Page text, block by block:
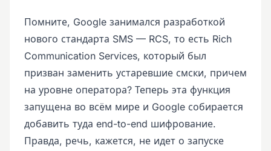
Помните, Google занимался разработкой
нового стандарта SMS — RCS, то есть Rich
Communication Services, который был
призван заменить устаревшие смски, причем
на уровне оператора? Теперь эта функция
запущена во всём мире и Google собирается
добавить туда end-to-end шифрование.
Правда, речь, кажется, не идет о запуске